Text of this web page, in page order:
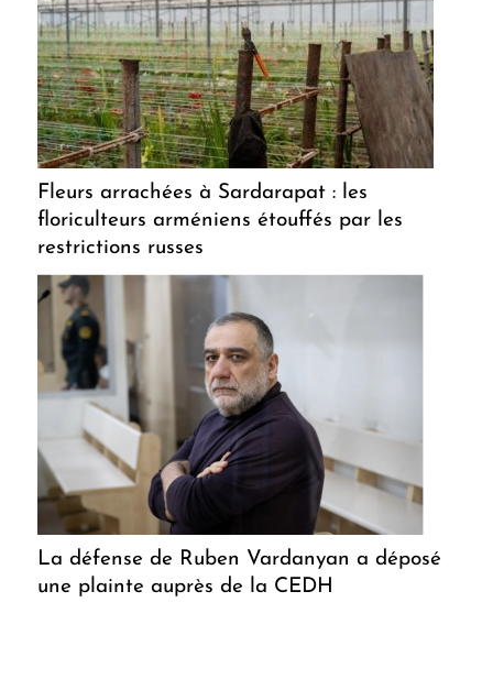
Fleurs arrachées à Sardarapat : les
floriculteurs arméniens étouffés par les
restrictions russes
La défense de Ruben Vardanyan a déposé
une plainte auprès de la CEDH